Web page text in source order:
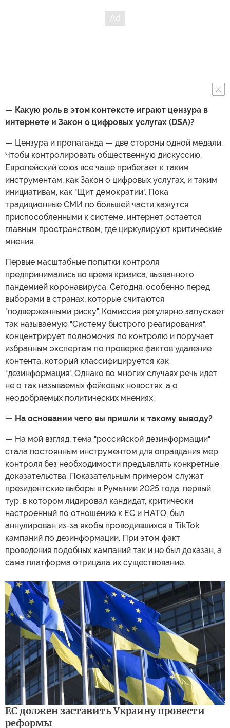
— Какую роль в этом контексте играют цензура в
интернете и Закон о цифровых услугах (DSA)?
— Цензура и пропаганда — две стороны одной медали.
Чтобы контролировать общественную дискуссию,
Европейский союз все чаще прибегает к таким
инструментам, как Закон о цифровых услугах, и таким
инициативам, как "Щит демократии". Пока
традиционные СМИ по большей части кажутся
приспособленными к системе, интернет остается
главным пространством, где циркулируют критические
мнения.
Первые масштабные попытки контроля
предпринимались во время кризиса, вызванного
пандемией коронавируса. Сегодня, особенно перед
выборами в странах, которые считаются
"подверженными риску", Комиссия регулярно запускает
так называемую "Систему быстрого реагирования",
концентрирует полномочия по контролю и поручает
избранным экспертам по проверке фактов удаление
контента, который классифицируется как
"дезинформация". Однако во многих случаях речь идет
не о так называемых фейковых новостях, а о
неодобряемых политических мнениях.
— На основании чего вы пришли к такому выводу?
— На мой взгляд, тема "российской дезинформации"
стала постоянным инструментом для оправдания мер
контроля без необходимости предъявлять конкретные
доказательства. Показательным примером служат
президентские выборы в Румынии 2025 года: первый
тур, в котором лидировал кандидат, критически
настроенный по отношению к ЕС и НАТО, был
аннулирован из-за якобы проводившихся в TikTok
кампаний по дезинформации. При этом факт
проведения подобных кампаний так и не был доказан, а
сама платформа отрицала их существование.
ЕС должен заставить Украину провести
реформы